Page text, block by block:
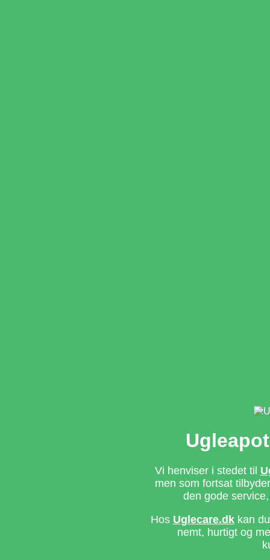
Vi henviser i stedet til
men som fortsat
den gode
Hos Uglecare.dkkan du
nemt, hurtigt og